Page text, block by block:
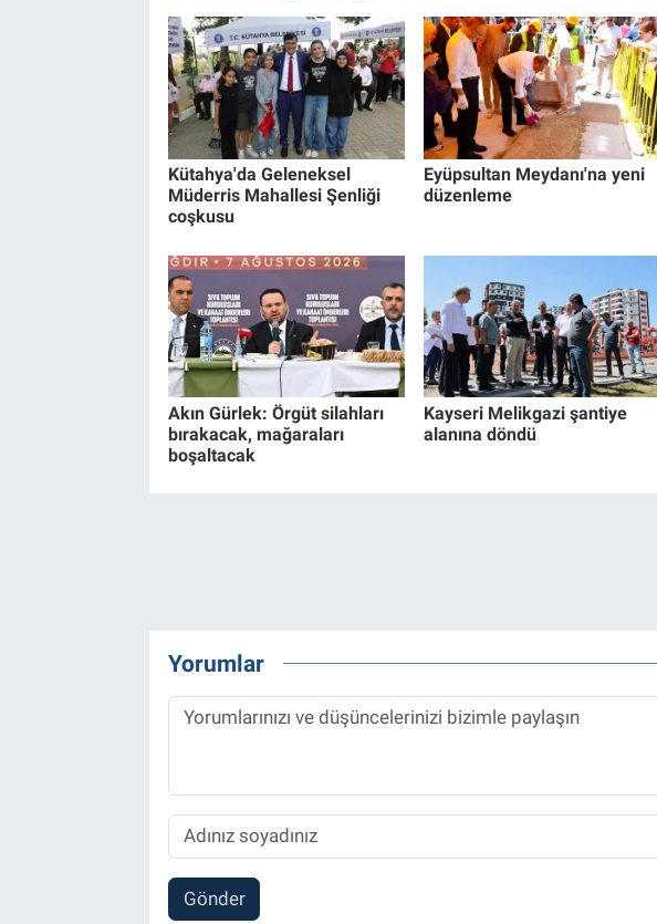
Kütahya'da Geleneksel
Müderris Mahallesi Şenliği
coşkusu
Eyüpsultan Meydanı'na yeni
düzenleme
Akın Gürlek: Örgüt silahları
bırakacak, mağaraları
boşaltacak
Kayseri Melikgazi şantiye
alanına döndü
Yorumlar
Gönder